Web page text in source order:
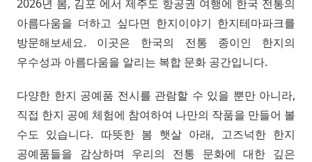
2026년 봄, 김포 에서 제주도 항공권 여행에 한국 전통의
아름다움을 더하고 싶다면 한지이야기 한지테마파크를
방문해보세요. 이곳은 한국의 전통 종이인 한지의
우수성과 아름다움을 알리는 복합 문화 공간입니다.
다양한 한지 공예품 전시를 관람할 수 있을 뿐만 아니라,
직접 한지 공예 체험에 참여하여 나만의 작품을 만들어 볼
수도 있습니다. 따뜻한 봄 햇살 아래, 고즈넉한 한지
공예품들을 감상하며 우리의 전통 문화에 대한 깊은